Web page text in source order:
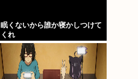
眠くないから誰か寝かしつけて
くれ